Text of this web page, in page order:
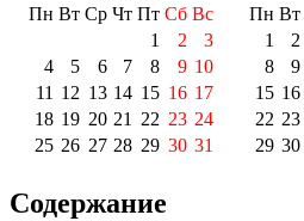
Пн Вт Ср Чт Пт Сб Вс
1
2
3
4
5 6 7 8 9 10
11 12 13 14 15 16 17
18 19 20 21 22 23 24
25 26 27 28 29 30 31
Пн Вт
1
2
8
9
15 16
22 23
29 30
Содержание